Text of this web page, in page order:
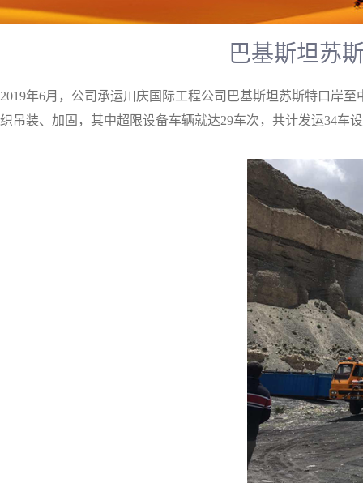
巴基斯坦苏
2019年6月，公司承运川庆国际工程公司巴基斯坦苏斯特口岸
织吊装、加固，其中超限设备车辆就达29车次，共计发运34车